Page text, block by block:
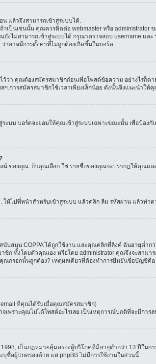
แล้วจึงสามารถเข้าสู่ระบบได้.
ป็นเช่นนั้น คุณควรติดต่อ webmaster หรือ administrator ข
ไม่สามารถเข้าสู่ระบบได้ กรุณาตรวจสอบ username และ
าอาจมีการตั้งค่าที่ไม่ถูกต้องเกิดขึ้นในบอร์ด.
ว่า คุณต้องสมัครสมาชิกก่อนเพื่อโพสต์ข้อความ อย่างไรก็
.การสมัครสมาชิกใช้เวลาเพียงเล็กน้อย ดังนั้นจึงแนะนำให้
ะบบ บอร์ดจะยอมให้คุณเข้าสู่ระบบเฉพาะขณะนั้น เพื่อป้
ของคุณ. ถ้าคุณเลือก ใช่ รายชื่อของคุณจะปรากฏให้คุณแล
ห้ไปที่หน้าสำหรับเข้าสู่ระบบ แล้วคลิก ลืม รหัสผ่าน แล้วทำต
นับสนุน COPPA ได้ถูกใช้งาน และคุณคลิกที่ลิงค์ ฉันอายุ
ก ทั้งโดยตัวคุณเอง หรือโดย administrator คุณจึงจะสา
รอกนั้นถูกต้อง? เหตุผลเดียวที่ต้องทำการยืนยันชื่อบัญชี
ที่คุณได้รับเมื่อคุณสมัครสมาชิก)
พราะคุณไม่ได้โพสต์อะไรเลย เป็นเหตุการณ์ปกติที่จะมีกา
1998, เป็นกฏหมายคุ้มครองผู้บริโภคที่มีอายุต่ำกว่า 13 ปีใ
ชื่อผู้ปกครองด้วย แต่ phpBB ไม่มีการใช้งานในส่วนนี้